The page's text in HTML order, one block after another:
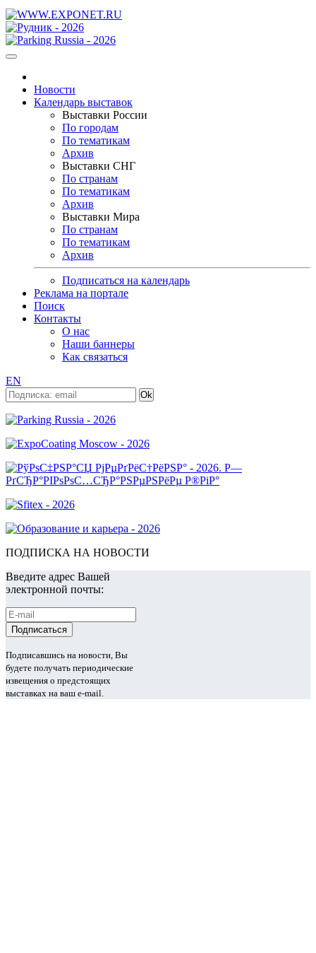
Новости
Календарь выставок
Выставки России
По городам
По тематикам
Архив
Выставки СНГ
По странам
По тематикам
Архив
Выставки Мира
По странам
По тематикам
Архив
Подписаться на календарь
Реклама на портале
Поиск
Контакты
О нас
Наши баннеры
Как связаться
EN
ПОДПИСКА НА НОВОСТИ
Введите адрес Вашей
электронной почты:
Подписавшись на новости, Вы
будете получать периодические
извещения о предстоящих
выставках на ваш e-mail.